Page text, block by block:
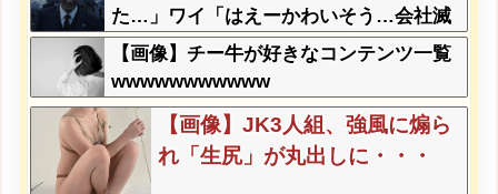
た…」ワイ「はえーかわいそう…会社滅
茶苦茶やろなぁ」→
【画像】チー牛が好きなコンテンツ一覧
wwwwwwwwwww
【画像】JK3人組、強風に煽ら
れ「生尻」が丸出しに・・・